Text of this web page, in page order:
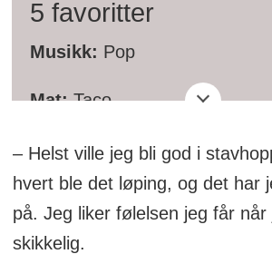
5 favoritter
Musikk: Pop
Mat:Taco
Drikke:Pepsi Max
Idrettsutøvere:Jessica Hull
Ingebrigtsen
– Helst ville jeg bli god i
hvert ble det løping, og det har
på. Jeg liker følelsen jeg får når
skikkelig.